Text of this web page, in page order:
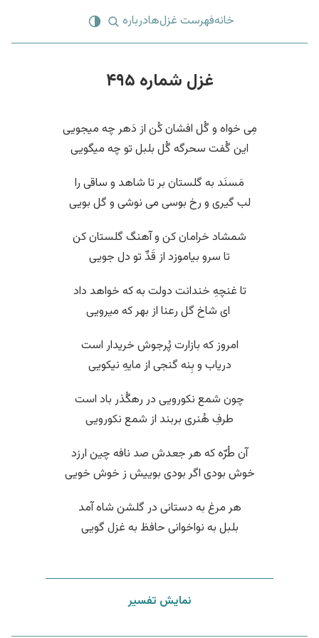
خانهفهرست غزل‌هادرباره
غزل شماره ۴۹۵
مِی خواه و گُل افشان کُن از دَهر چه میجویی
این گُفت سحرگه گُل بلبل تو چه میگویی
مَسنَد به گلستان بر تا شاهد و ساقی را
لب گیری و رخ بوسی می نوشی و گل بویی
شمشاد خرامان کن و آهنگ گلستان کن
تا سرو بیاموزد از قَدِّ تو دل جویی
تا غنچهِ خندانت دولت به که خواهد داد
‌ ای شاخ گل رعنا از بهر که میرویی
امروز که بازارت پُرجوش خریدار است
دریاب و بِنه گنجی از مایهِ نیکویی
چون شمع نکورویی در رهگُذر باد است
طرفِ هُنری بربند از شمع نکورویی
آن طُرّه که هر جعدش صد نافه چین ارزد
خوش بودی اگر بودی بوییش ز خوش خویی
هر مرغ به دستانی در گلشن شاه آمد
بلبل به نواخوانی حافظ به غزل گویی
نمایش تفسیر